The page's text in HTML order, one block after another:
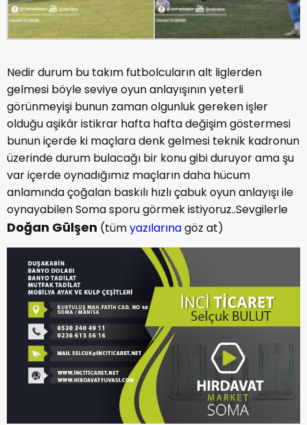
Nedir durum bu takım futbolcuların alt liglerden
gelmesi böyle seviye oyun anlayışının yeterli
görünmeyişi bunun zaman olgunluk gereken işler
olduğu aşikâr istikrar hafta hafta değişim göstermesi
bunun içerde ki maçlara denk gelmesi teknik kadronun
üzerinde durum bulacağı bir konu gibi duruyor ama şu
var içerde oynadığımız maçların daha hücum
anlamında çoğalan baskılı hızlı çabuk oyun anlayışı ile
oynayabilen Soma sporu görmek istiyoruz..Sevgilerle
Doğan Gülşen (tümyazılarınagöz at)